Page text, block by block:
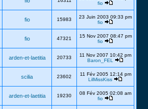
fio
fio 15983
23 Juin 2003 09:33 pm
fio
fio 47321
15 Nov 2007 08:47 pm
fio
arden-et-laetitia 20733
11 Nov 2007 10:42 pm
Baron_FEL
scilia 23602
11 Fév 2005 12:14 pm
LilMissKiss
arden-et-laetitia 19230
08 Fév 2005 02:08 am
fio